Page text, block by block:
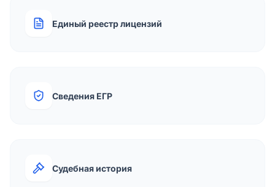
Единый реестр лицензий
Сведения ЕГР
Судебная история